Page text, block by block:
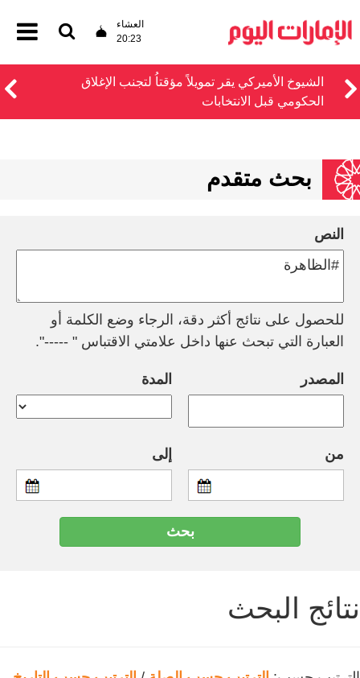
العشاء
20:23
الشيوخ الأميركي يقر تمويلاً مؤقتاُ لتجنب الإغلاق
الحكومي قبل الانتخابات
بحث متقدم
النص
للحصول على نتائج أكثر دقة، الرجاء وضع الكلمة أو
العبارة التي تبحث عنها داخل علامتي الاقتباس " -----".
المصدر المدة
من إلى
نتائج البحث